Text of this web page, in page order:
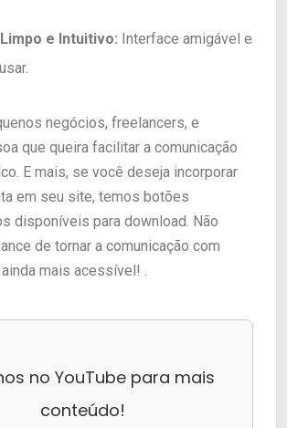
e Intuitivo: Interface amigável e
negócios, freelancers, e
que queira facilitar a comunicação
E mais, se você deseja incorporar
em seu site, temos botões
disponíveis para download. Não
de tornar a comunicação com
mais acessível! .
no YouTube para mais
conteúdo!